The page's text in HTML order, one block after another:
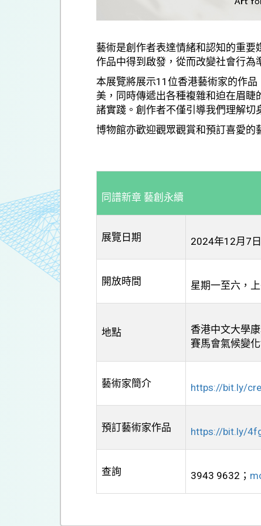
藝術是創作者表達情緒和認知的重
作品中得到啟發，從而改變社會行為
本展覽將展示11位香港藝術家的作
美，同時傳遞出各種複雜和迫在眉
諸實踐。創作者不僅引導我們理解切
博物館亦歡迎觀眾觀賞和預訂喜愛的
同譜新章 藝創永續
展覽日期 2024年12月7
開放時間 星期一至六，
地點
香港中文大學
賽馬會氣候變
藝術家簡介 https://bit.ly/
預訂藝術家作品 https://bit.ly/
查詢 3943 9632；